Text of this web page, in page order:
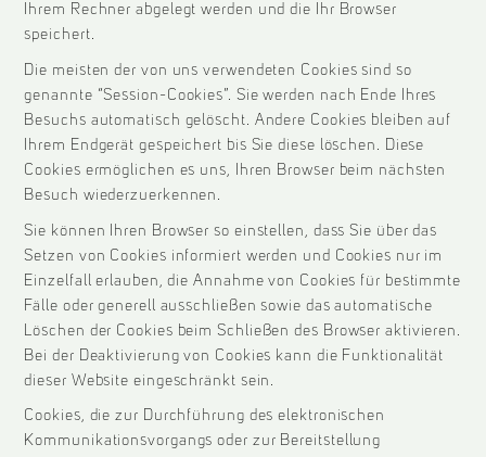
Ihrem Rechner abgelegt werden und die Ihr Browser
speichert.
Die meisten der von uns verwendeten Cookies sind so
genannte “Session-Cookies”. Sie werden nach Ende Ihres
Besuchs automatisch gelöscht. Andere Cookies bleiben auf
Ihrem Endgerät gespeichert bis Sie diese löschen. Diese
Cookies ermöglichen es uns, Ihren Browser beim nächsten
Besuch wiederzuerkennen.
Sie können Ihren Browser so einstellen, dass Sie über das
Setzen von Cookies informiert werden und Cookies nur im
Einzelfall erlauben, die Annahme von Cookies für bestimmte
Fälle oder generell ausschließen sowie das automatische
Löschen der Cookies beim Schließen des Browser aktivieren.
Bei der Deaktivierung von Cookies kann die Funktionalität
dieser Website eingeschränkt sein.
Cookies, die zur Durchführung des elektronischen
Kommunikationsvorgangs oder zur Bereitstellung